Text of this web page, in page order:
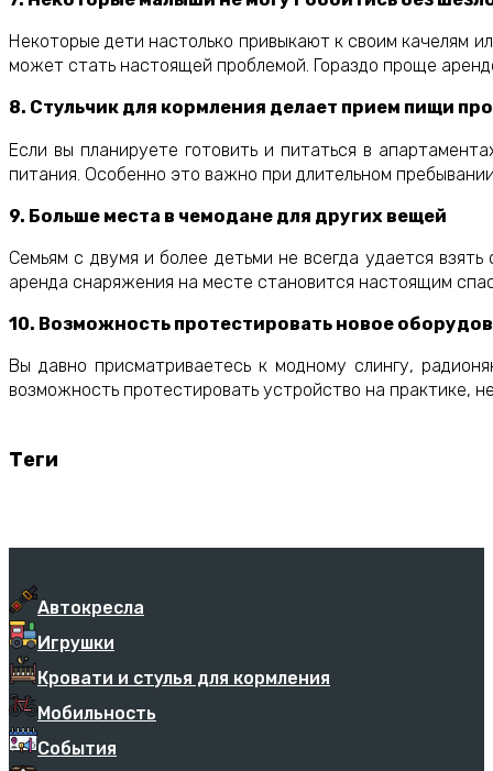
Некоторые дети настолько привыкают к своим качелям
может стать настоящей проблемой. Гораздо проще
8. Стульчик для кормления делает прием пищи
Если вы планируете готовить и питаться в
питания. Особенно это важно при длительном
9. Больше места в чемодане для других вещей
Семьям с двумя и более детьми не всегда удается
аренда снаряжения на месте становится настоящим
10. Возможность протестировать новое
Вы давно присматриваетесь к модному слингу,
возможность протестировать устройство на практике,
Теги
Автокресла
Игрушки
Кровати и стулья для кормления
Мобильность
События